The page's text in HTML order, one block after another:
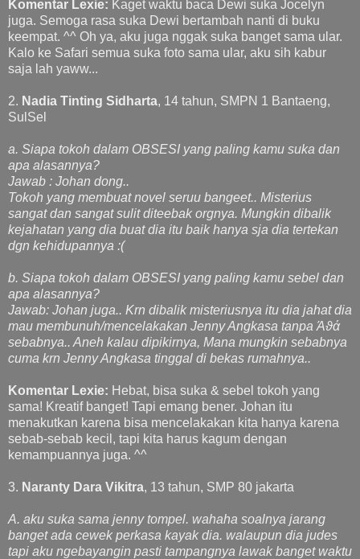
Komentar Lexie: Kaget waktu baca Dewi suka Jocelyn
juga. Semoga rasa suka Dewi bertambah nanti di buku
keempat. ^^ Oh ya, aku juga nggak suka banget sama ular.
Kalo ke Safari semua suka foto sama ular, aku sih kabur
saja lah yaww...
2. Nadia Tinting Sidharta, 14 tahun, SMPN 1 Bantaeng,
SulSel
a. Siapa tokoh dalam OBSESI yang paling kamu suka dan
apa alasannya?
Jawab : Johan dong..
Tokoh yang membuat novel seruu bangeet.. Misterius
sangat dan sangat sulit diteebak orgnya. Mungkin dibalik
kejahatan yang dia buat dia itu baik hanya sja dia tertekan
dgn kehidupannya :(
b. Siapa tokoh dalam OBSESI yang paling kamu sebel dan
apa alasannya?
Jawab: Johan juga.. Krn dibalik misteriusnya itu dia jahat dia
mau membunuh/mencelakakan Jenny Angkasa tanpa Άϑά
sebabnya.. Aneh kalau dipikirnya, Mana mungkin sebabnya
cuma krn Jenny Angkasa tinggal di bekas rumahnya..
Komentar Lexie: Hebat, bisa suka & sebel tokoh yang
sama! Kreatif banget! Tapi emang bener. Johan itu
menakutkan karena bisa mencelakakan kita hanya karena
sebab-sebab kecil, tapi kita harus kagum dengan
kemampuannya juga. ^^
3. Naranty Dara Vikitra, 13 tahun, SMP 80 jakarta
A. aku suka sama jenny tompel. wahaha soalnya jarang
banget ada cewek perkasa kayak dia. walaupun dia judes
tapi aku ngebayangin pasti tampangnya lawak banget waktu